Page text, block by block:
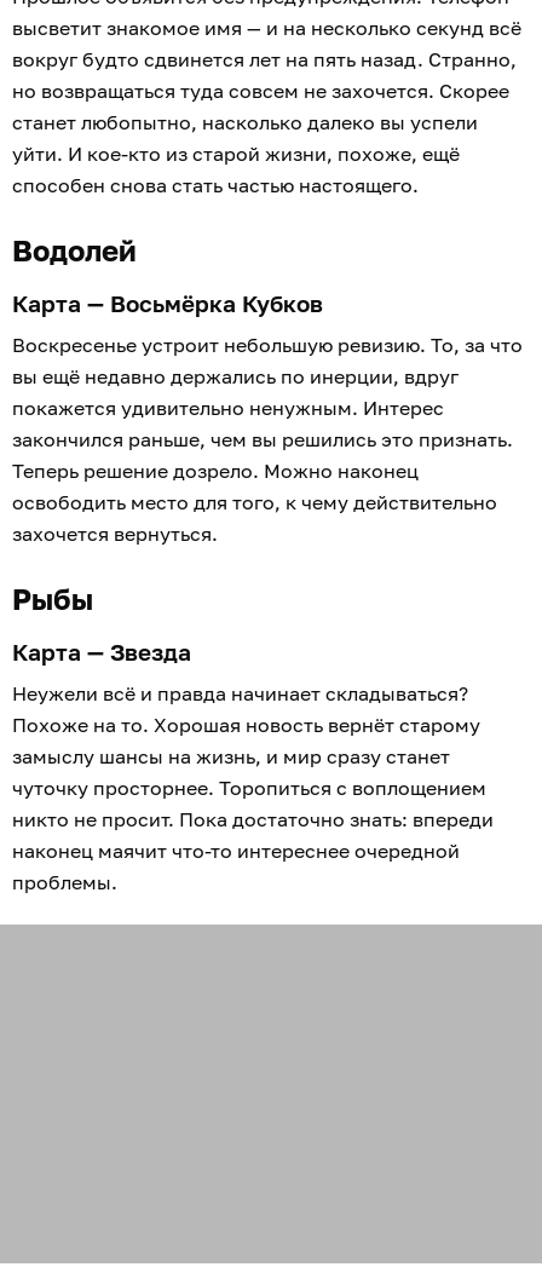
высветит знакомое имя — и на несколько секунд всё
вокруг будто сдвинется лет на пять назад. Странно,
но возвращаться туда совсем не захочется. Скорее
станет любопытно, насколько далеко вы успели
уйти. И кое-кто из старой жизни, похоже, ещё
способен снова стать частью настоящего.
Водолей
Карта — Восьмёрка Кубков
Воскресенье устроит небольшую ревизию. То, за что
вы ещё недавно держались по инерции, вдруг
покажется удивительно ненужным. Интерес
закончился раньше, чем вы решились это признать.
Теперь решение дозрело. Можно наконец
освободить место для того, к чему действительно
захочется вернуться.
Рыбы
Карта — Звезда
Неужели всё и правда начинает складываться?
Похоже на то. Хорошая новость вернёт старому
замыслу шансы на жизнь, и мир сразу станет
чуточку просторнее. Торопиться с воплощением
никто не просит. Пока достаточно знать: впереди
наконец маячит что-то интереснее очередной
проблемы.